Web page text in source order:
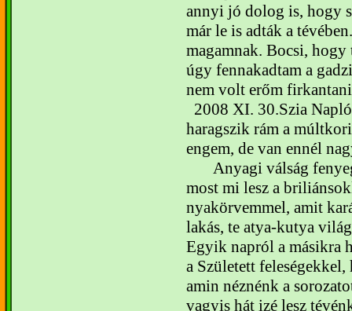
annyi jó dolog is, hogy
már le is adták a
magamnak. Bocsi, hogy
úgy fennakadtam a
nem volt erőm
2008 XI. 30.Szia
haragszik rám a
engem, de van ennél
Anyagi válság
most mi lesz a
nyakörvemmel, amit
lakás, te atya-kutya
Egyik napról a másikra
a Született feleségekkel,
amin néznénk a
vagyis hát izé lesz